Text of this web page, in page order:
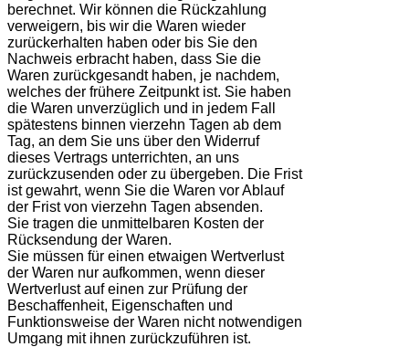
berechnet. Wir können die Rückzahlung
verweigern, bis wir die Waren wieder
zurückerhalten haben oder bis Sie den
Nachweis erbracht haben, dass Sie die
Waren zurückgesandt haben, je nachdem,
welches der frühere Zeitpunkt ist. Sie haben
die Waren unverzüglich und in jedem Fall
spätestens binnen vierzehn Tagen ab dem
Tag, an dem Sie uns über den Widerruf
dieses Vertrags unterrichten, an uns
zurückzusenden oder zu übergeben. Die Frist
ist gewahrt, wenn Sie die Waren vor Ablauf
der Frist von vierzehn Tagen absenden.
Sie tragen die unmittelbaren Kosten der
Rücksendung der Waren.
Sie müssen für einen etwaigen Wertverlust
der Waren nur aufkommen, wenn dieser
Wertverlust auf einen zur Prüfung der
Beschaffenheit, Eigenschaften und
Funktionsweise der Waren nicht notwendigen
Umgang mit ihnen zurückzuführen ist.